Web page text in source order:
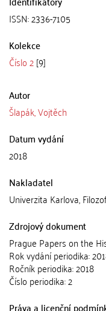
ISSN: 2336-7105
Kolekce
Číslo 2[9]
Autor
Šlapák, Vojtěch
Datum vydání
2018
Nakladatel
Univerzita Karlova,
Zdrojový dokument
Prague Papers on the
Rok vydání periodika:
Ročník periodika: 2018
Číslo periodika: 2
Práva a licenční